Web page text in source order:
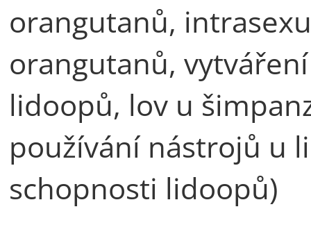
orangutanů,
orangutanů,
lidoopů, lov u
používání nástrojů u
schopnosti lidoopů)